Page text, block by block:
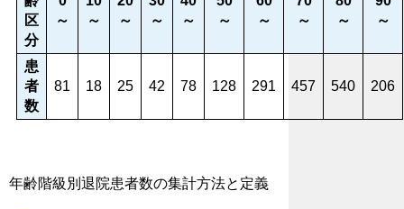
区
分
～
～
～
～
～
～
～
～
～
～
患
者
数
81 18 25 42 78 128 291 457 540 206
年齢階級別退院患者数の集計方法と定義